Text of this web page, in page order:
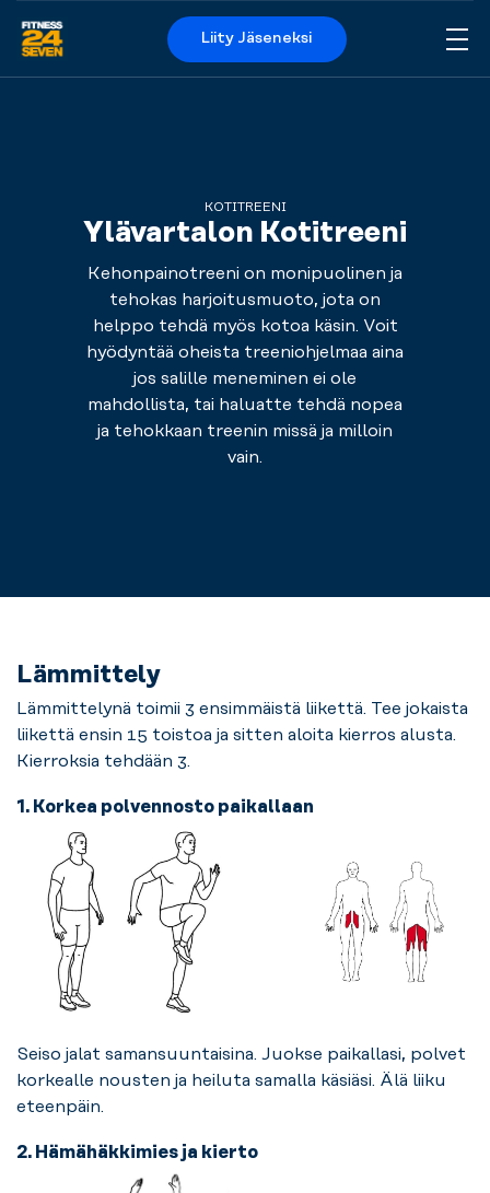
Logo
Liity Jäseneksi
KOTITREENI
Ylävartalon Kotitreeni
Kehonpainotreeni on monipuolinen ja
tehokas harjoitusmuoto, jota on
helppo tehdä myös kotoa käsin. Voit
hyödyntää oheista treeniohjelmaa aina
jos salille meneminen ei ole
mahdollista, tai haluatte tehdä nopea
ja tehokkaan treenin missä ja milloin
vain.
Lämmittely
Lämmittelynä toimii 3 ensimmäistä liikettä. Tee jokaista
liikettä ensin 15 toistoa ja sitten aloita kierros alusta.
Kierroksia tehdään 3.
1. Korkea polvennosto paikallaan
Seiso jalat samansuuntaisina. Juokse paikallasi, polvet
korkealle nousten ja heiluta samalla käsiäsi. Älä liiku
eteenpäin.
2. Hämähäkkimies ja kierto